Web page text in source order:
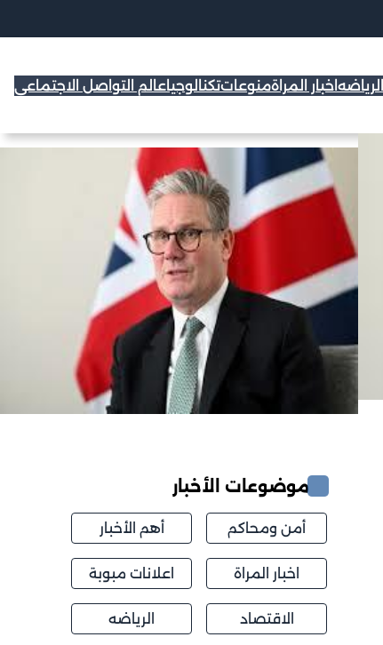
الرياضه اخبار المراةمنوعاتتكنالوجياعالم التواصل الاجتماعي
موضوعات الأخبار
أمن ومحاكم أهم الأخبار
اخبار المراة اعلانات مبوبة
الاقتصاد الرياضه